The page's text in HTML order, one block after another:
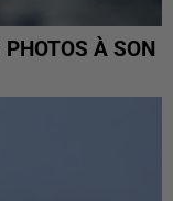
PHOTOS À SON